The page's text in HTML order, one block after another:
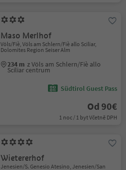
Maso Merlhof
Völs/Fiè, Völs am Schlern/Fiè allo Sciliar,
Dolomites Region Seiser Alm
234 m z Völs am Schlern/Fiè allo
Sciliar centrum
Südtirol Guest Pass
Od 90€
1 noc / 1 byt Včetně DPH
Wietererhof
Jenesien/S. Genesio Atesino, Jenesien/San